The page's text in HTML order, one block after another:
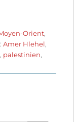
Orient,
:Amer Hlehel,
, palestinien,